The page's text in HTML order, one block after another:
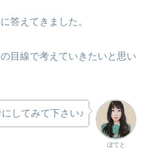
答えてきました。
目線で考えていきたいと思い
ぽてと
してみて下さい♪